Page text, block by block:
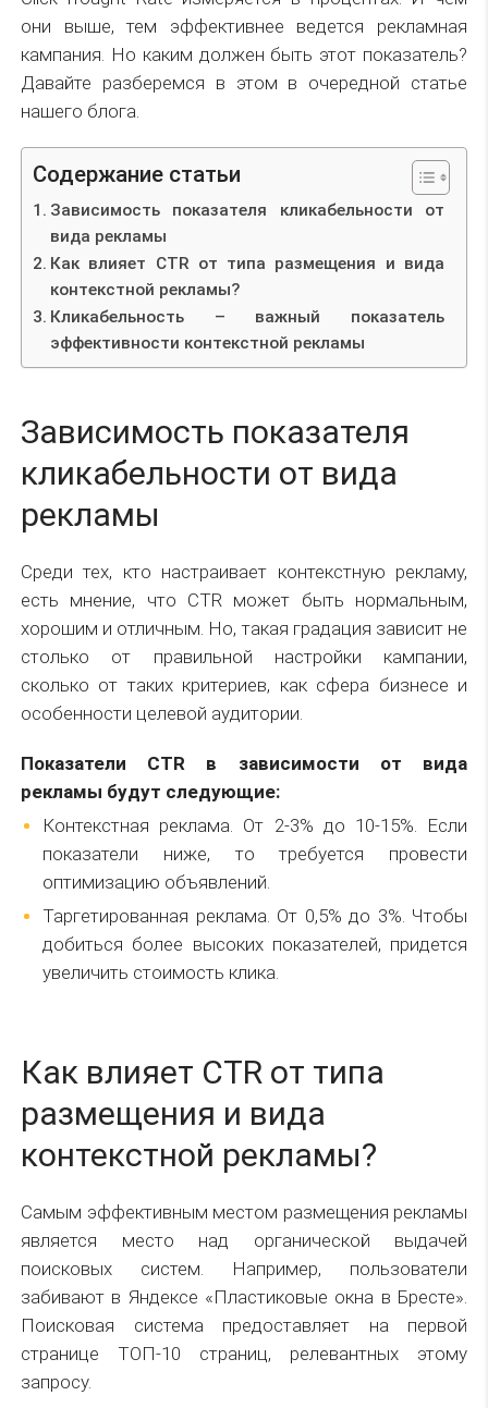
они выше, тем эффективнее ведется рекламная
кампания. Но каким должен быть этот показатель?
Давайте разберемся в этом в очередной статье
нашего блога.
Содержание статьи
Зависимость показателя кликабельности от
вида рекламы
Как влияет CTR от типа размещения и вида
контекстной рекламы?
Кликабельность – важный показатель
эффективности контекстной рекламы
Зависимость показателя
кликабельности от вида
рекламы
Среди тех, кто настраивает контекстную рекламу,
есть мнение, что CTR может быть нормальным,
хорошим и отличным. Но, такая градация зависит не
столько от правильной настройки кампании,
сколько от таких критериев, как сфера бизнесе и
особенности целевой аудитории.
Показатели CTR в зависимости от вида
рекламы будут следующие:
Контекстная реклама. От 2-3% до 10-15%. Если
показатели ниже, то требуется провести
оптимизацию объявлений.
Таргетированная реклама. От 0,5% до 3%. Чтобы
добиться более высоких показателей, придется
увеличить стоимость клика.
Как влияет CTR от типа
размещения и вида
контекстной рекламы?
Самым эффективным местом размещения рекламы
является место над органической выдачей
поисковых систем. Например, пользователи
забивают в Яндексе «Пластиковые окна в Бресте».
Поисковая система предоставляет на первой
странице ТОП-10 страниц, релевантных этому
запросу.